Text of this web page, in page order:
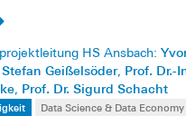
HS Ansbach:
Stefan Geißelsöder, Prof. Dr.-
, Prof. Dr. Sigurd Schacht
Data Science & Data Economy